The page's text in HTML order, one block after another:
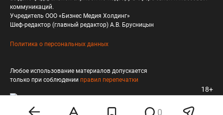
0
коммуникаций.
Учредитель ООО «Бизнес Медия Холдинг»
Шеф-редактор (главный редактор) А.В. Брусницын
Политика о персональных данных
Любое использование материалов допускается
только при соблюдении правил перепечатки
18+